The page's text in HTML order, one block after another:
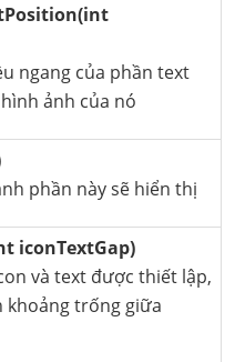
ngang của phần text
ảnh của nó
phần này sẽ hiển thị
iconTextGap)
và text được thiết lập,
khoảng trống giữa